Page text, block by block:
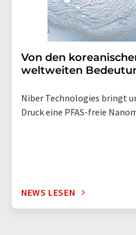
Von den
weltweiten
Niber Technologies bringt
Druck eine PFAS-freie
NEWS LESEN